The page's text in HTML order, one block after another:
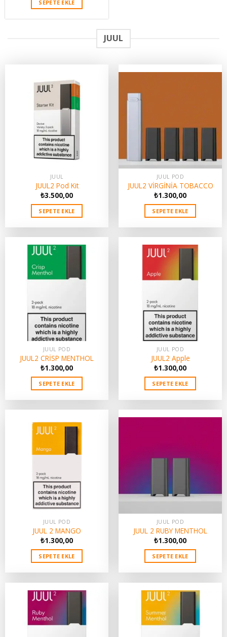
SEPETE EKLE
JUUL
JUUL
JUUL2 Pod Kit
₺3.500,00
SEPETE EKLE
JUUL POD
JUUL2 VİRGİNİA TOBACCO
₺1.300,00
SEPETE EKLE
JUUL POD
JUUL2 CRİSP MENTHOL
₺1.300,00
SEPETE EKLE
JUUL POD
JUUL2 Apple
₺1.300,00
SEPETE EKLE
JUUL POD
JUUL 2 MANGO
₺1.300,00
SEPETE EKLE
JUUL POD
JUUL 2 RUBY MENTHOL
₺1.300,00
SEPETE EKLE